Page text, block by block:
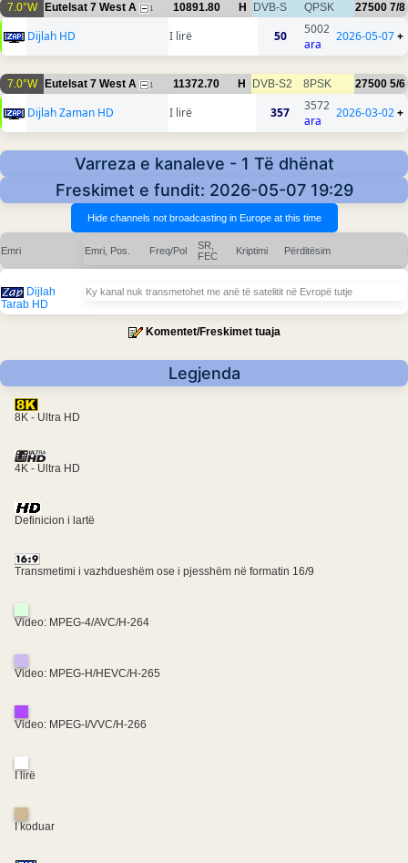
7.0°W Eutelsat 7 West A 1 10891.80 H DVB-S QPSK 27500 7/8
Dijlah HD I lirë 50
5002
ara
2026-05-07+
7.0°W Eutelsat 7 West A 1 11372.70 H DVB-S2 8PSK 27500 5/6
Dijlah Zaman HD I lirë 357
3572
ara
2026-03-02+
Varreza e kanaleve - 1 Të dhënat
Freskimet e fundit: 2026-05-07 19:29
Emri Emri, Pos. Freq/Pol
SR,
FEC
Kriptimi Përditësim
Dijlah
Tarab HD
Ky kanal nuk transmetohet me anë të satelitit në Evropë tutje
Komentet/Freskimet tuaja
Legjenda
8K - Ultra HD
4K - Ultra HD
Definicion i lartë
Transmetimi i vazhdueshëm ose i pjesshëm në formatin 16/9
Video: MPEG-4/AVC/H-264
Video: MPEG-H/HEVC/H-265
Video: MPEG-I/VVC/H-266
I lirë
I koduar